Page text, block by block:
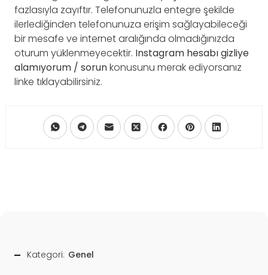
fazlasıyla zayıftır. Telefonunuzla entegre şekilde
ilerlediğinden telefonunuza erişim sağlayabileceği
bir mesafe ve internet aralığında olmadığınızda
oturum yüklenmeyecektir. Instagram hesabı gizliye
alamıyorum / sorunkonusunu merak ediyorsanız
linke tıklayabilirsiniz.
Kategori: Genel